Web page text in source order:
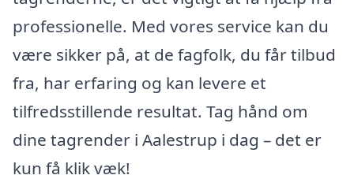
professionelle. Med vores service kan du
være sikker på, at de fagfolk, du får tilbud
fra, har erfaring og kan levere et
tilfredsstillende resultat. Tag hånd om
dine tagrender i Aalestrup i dag – det er
kun få klik væk!